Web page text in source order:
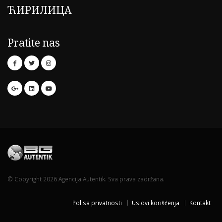
ЋИРИЛИЦА
Pratite nas
© Copyright 2026 Agencija Autentik. Sva prava zadržana.
Polisa privatnosti Uslovi korišćenja Kontakt